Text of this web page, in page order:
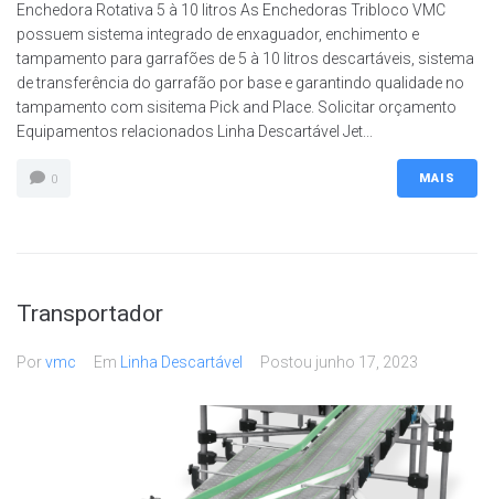
Enchedora Rotativa 5 à 10 litros As Enchedoras Tribloco VMC
possuem sistema integrado de enxaguador, enchimento e
tampamento para garrafões de 5 à 10 litros descartáveis, sistema
de transferência do garrafão por base e garantindo qualidade no
tampamento com sisitema Pick and Place. Solicitar orçamento
Equipamentos relacionados Linha Descartável Jet...
0 MAIS
Transportador
Porvmc Em Linha Descartável Postou junho 17, 2023